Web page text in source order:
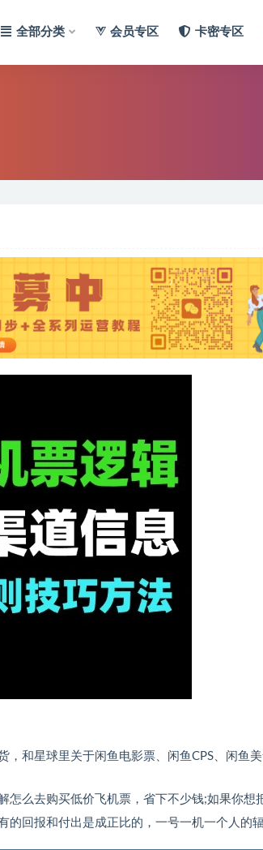
全部分类 会员专区 卡密专区
和星球里关于闲鱼电影票、闲鱼CPS、闲鱼
怎么去购买低价飞机票，省下不少钱;如果你想
回报和付出是成正比的，一号一机一个人的